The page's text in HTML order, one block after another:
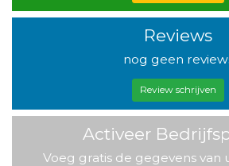
Reviews
nog geen
Review schrijven
Activeer
Voeg gratis de gegevens van